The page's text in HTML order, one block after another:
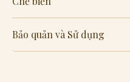
Bảo quản và Sử dụng